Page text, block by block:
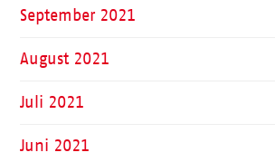
September 2021
August 2021
Juli 2021
Juni 2021